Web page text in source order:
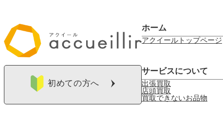
初めての方へ
ホーム
アクイールトップページ
サービスについて
出張買取
店頭買取
買取できないお品物